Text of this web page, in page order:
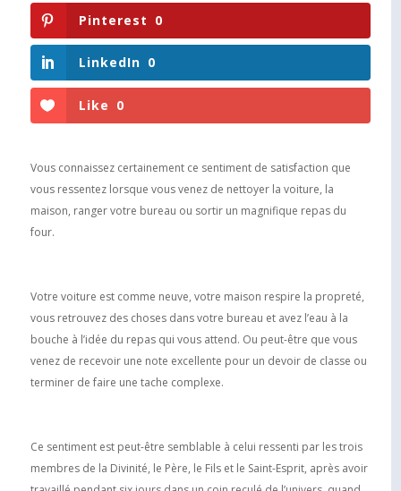
Pinterest 0
LinkedIn 0
Like 0
Vous connaissez certainement ce sentiment de satisfaction que
vous ressentez lorsque vous venez de nettoyer la voiture, la
maison, ranger votre bureau ou sortir un magnifique repas du
four.
Votre voiture est comme neuve, votre maison respire la propreté,
vous retrouvez des choses dans votre bureau et avez l’eau à la
bouche à l’idée du repas qui vous attend. Ou peut-être que vous
venez de recevoir une note excellente pour un devoir de classe ou
terminer de faire une tache complexe.
Ce sentiment est peut-être semblable à celui ressenti par les trois
membres de la Divinité, le Père, le Fils et le Saint-Esprit, après avoir